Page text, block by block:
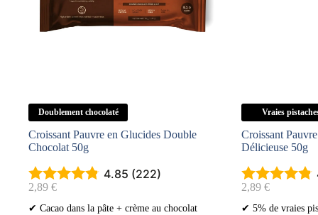
Doublement chocolaté
Croissant Pauvre en Glucides Double
Chocolat 50g
4.85 (222)
2,89 €
✔ Cacao dans la pâte + crème au chocolat
Vraies
Croissant
Délicieuse 50g
2,89 €
✔ 5% de vraies